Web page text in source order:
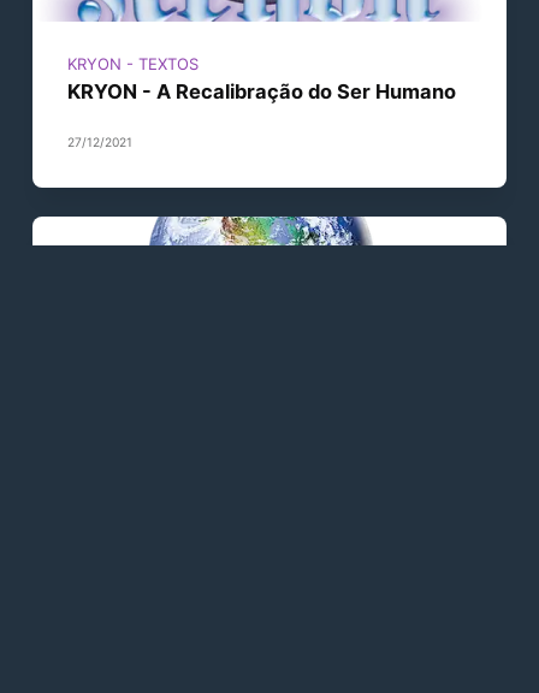
KRYON - TEXTOS
KRYON - A Recalibração do Ser Humano
27/12/2021